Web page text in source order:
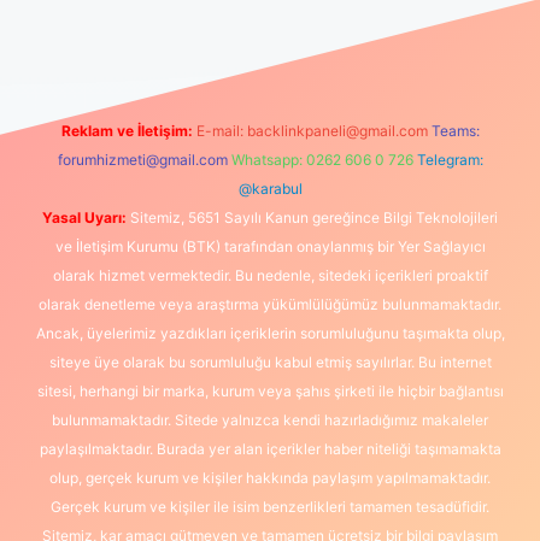
elexbetgiris.org
Reklam ve İletişim: E-mail: backlinkpaneli@gmail.com Teams:
forumhizmeti@gmail.com Whatsapp: 0262 606 0 726 Telegram:
@karabul
Yasal Uyarı: Sitemiz, 5651 Sayılı Kanun gereğince Bilgi Teknolojileri
ve İletişim Kurumu (BTK) tarafından onaylanmış bir Yer Sağlayıcı
olarak hizmet vermektedir. Bu nedenle, sitedeki içerikleri proaktif
olarak denetleme veya araştırma yükümlülüğümüz bulunmamaktadır.
Ancak, üyelerimiz yazdıkları içeriklerin sorumluluğunu taşımakta olup,
siteye üye olarak bu sorumluluğu kabul etmiş sayılırlar. Bu internet
sitesi, herhangi bir marka, kurum veya şahıs şirketi ile hiçbir bağlantısı
bulunmamaktadır. Sitede yalnızca kendi hazırladığımız makaleler
paylaşılmaktadır. Burada yer alan içerikler haber niteliği taşımamakta
olup, gerçek kurum ve kişiler hakkında paylaşım yapılmamaktadır.
Gerçek kurum ve kişiler ile isim benzerlikleri tamamen tesadüfidir.
Sitemiz, kar amacı gütmeyen ve tamamen ücretsiz bir bilgi paylaşım